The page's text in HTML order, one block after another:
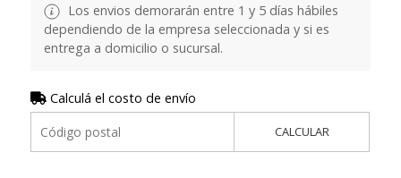
Los envios demorarán entre 1 y 5 días hábiles
dependiendo de la empresa seleccionada y si es
entrega a domicilio o sucursal.
Calculá el costo de envío
CALCULAR